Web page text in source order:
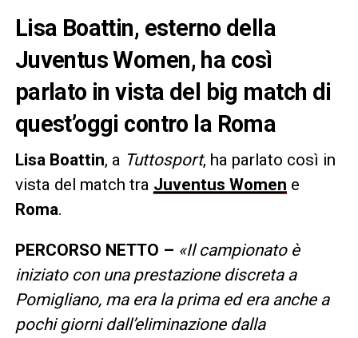
Lisa Boattin, esterno della
Juventus Women, ha così
parlato in vista del big match di
quest’oggi contro la Roma
Lisa Boattin, a Tuttosport, ha parlato così in
vista del match tra Juventus Women e
Roma.
PERCORSO NETTO – «Il campionato è
iniziato con una prestazione discreta a
Pomigliano, ma era la prima ed era anche a
pochi giorni dall’eliminazione dalla